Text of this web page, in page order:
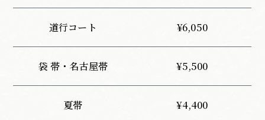
道行コート ¥6,050
袋 帯・名古屋帯 ¥5,500
夏帯 ¥4,400